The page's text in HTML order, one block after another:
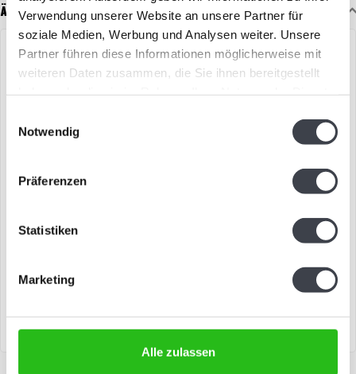
Verwendung unserer Website an unsere Partner für
soziale Medien, Werbung und Analysen weiter. Unsere
Partner führen diese Informationen möglicherweise mit
weiteren Daten zusammen, die Sie ihnen bereitgestellt
Notwendig
Präferenzen
Statistiken
Marketing
Alle zulassen
Ähnliche Artikel
Kristallglas von Kjell Engman..